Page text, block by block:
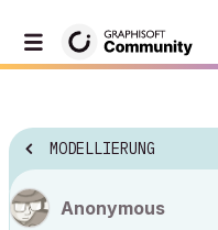
MODELLIERUNG
Anonymous